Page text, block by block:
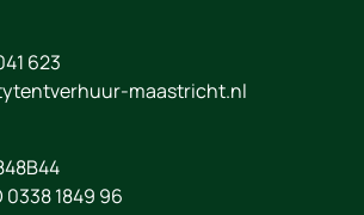
623
maastricht.nl
0338 1849 96